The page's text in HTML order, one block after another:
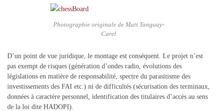
Photographie originale de Matt Tanguay-
Carel
D’un point de vue juridique, le montage est conséquent. Le projet n’est
pas exempt de risques (génération d’ondes radio, évolutions des
législations en matière de responsabilité, spectre du parasitisme des
investissements des FAI etc.) ni de difficultés (sécurisation des terminaux,
données à caractère personnel, identification des titulaires d’accès au sens
de la loi dite HADOPI).